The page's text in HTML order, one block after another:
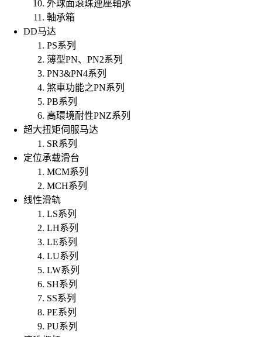
外球面滾珠連座軸承
軸承箱
DD马达
PS系列
薄型PN、PN2系列
PN3&PN4系列
煞車功能之PN系列
PB系列
高環境耐性PNZ系列
超大扭矩伺服马达
SR系列
定位承载滑台
MCM系列
MCH系列
线性滑轨
LS系列
LH系列
LE系列
LU系列
LW系列
SH系列
SS系列
PE系列
PU系列